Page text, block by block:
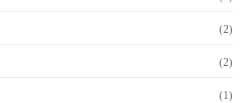
(2)
(2)
(1)